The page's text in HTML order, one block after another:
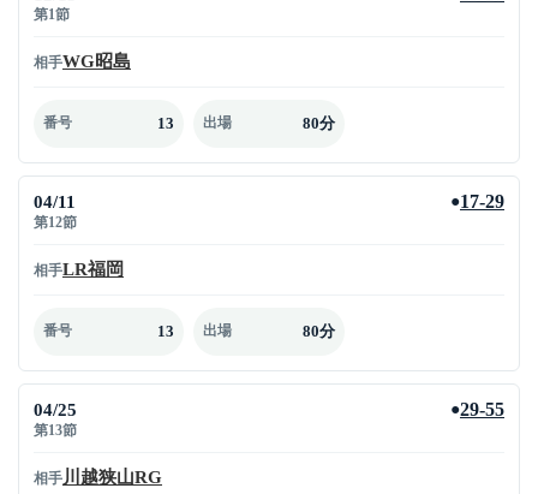
第1節
相手WG昭島
番号 13 出場 80分
04/11
第12節
●17-29
相手LR福岡
番号 13 出場 80分
04/25
第13節
●29-55
相手 川越狭山RG